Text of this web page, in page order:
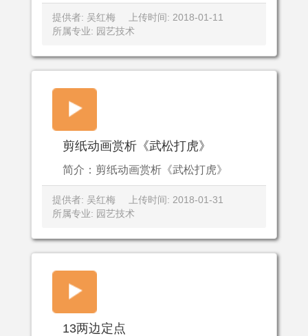
提供者: 吴红梅
上传时间: 2018-01-11
所属专业: 园艺技术
剪纸动画赏析《武松打虎》
简介：剪纸动画赏析《武松打虎》
提供者: 吴红梅
上传时间: 2018-01-31
所属专业: 园艺技术
13两边定点